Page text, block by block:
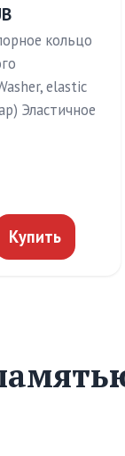
кольцо
elastic
Эластичное
Купить